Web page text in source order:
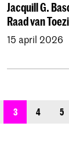
Jacquill G.
Raad van
15 april 2026
3 4 5